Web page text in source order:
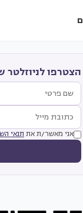
הצטרפו לניוזלטר
אני מאשר/ת את תנאי